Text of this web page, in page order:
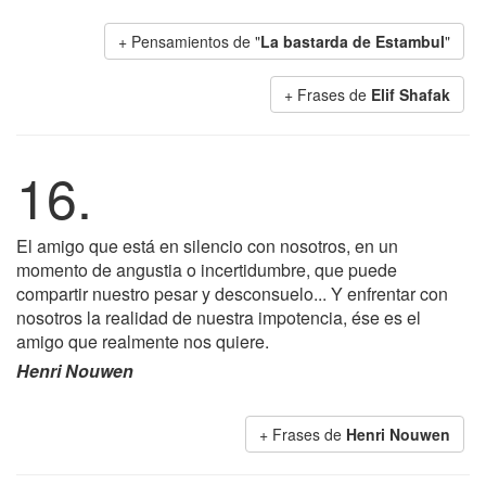
+ Pensamientos de "La bastarda de Estambul"
+ Frases de Elif Shafak
16.
El amigo que está en silencio con nosotros, en un
momento de angustia o incertidumbre, que puede
compartir nuestro pesar y desconsuelo... Y enfrentar con
nosotros la realidad de nuestra impotencia, ése es el
amigo que realmente nos quiere.
Henri Nouwen
+ Frases de Henri Nouwen